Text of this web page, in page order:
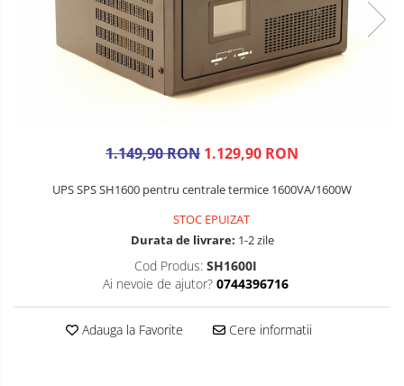
1.149,90 RON 1.129,90 RON
UPS SPS SH1600 pentru centrale termice 1600VA/1600W
STOC EPUIZAT
Durata de livrare: 1-2 zile
Cod Produs: SH1600I
Ai nevoie de ajutor? 0744396716
Adauga la Favorite Cere informatii